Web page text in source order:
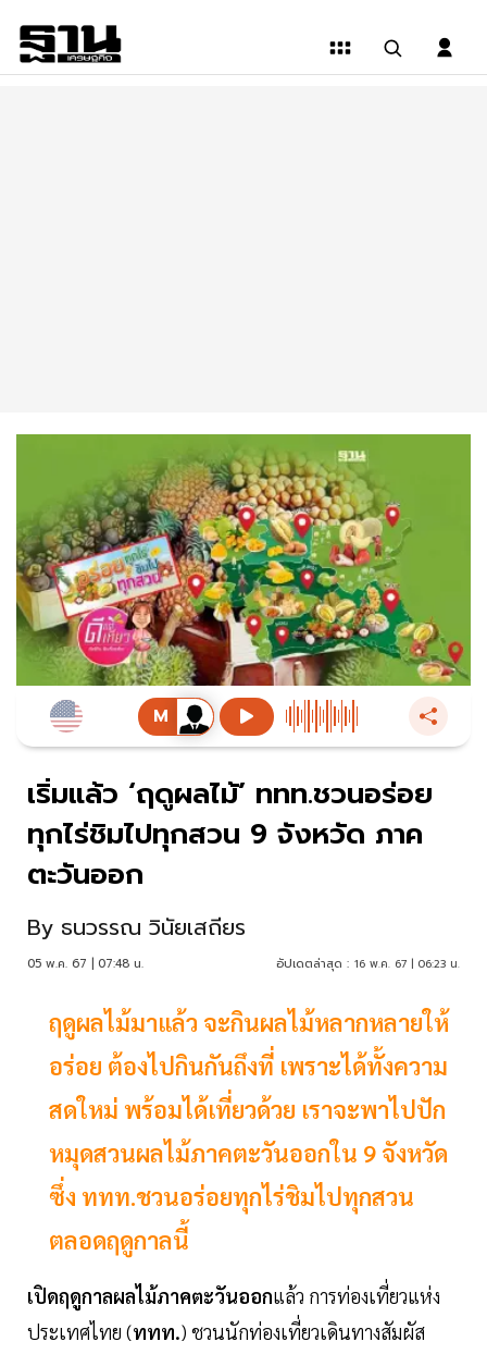
เริ่มแล้ว ‘ฤดูผลไม้’ ททท.ชวนอร่อย
ทุกไร่ชิมไปทุกสวน 9 จังหวัด ภาค
ตะวันออก
By ธนวรรณ วินัยเสถียร
05 พ.ค. 67 | 07:48 น. อัปเดตล่าสุด : 16 พ.ค. 67 | 06:23 น.
ฤดูผลไม้มาแล้ว จะกินผลไม้หลากหลายให้
อร่อย ต้องไปกินกันถึงที่ เพราะได้ทั้งความ
สดใหม่ พร้อมได้เที่ยวด้วย เราจะพาไปปัก
หมุดสวนผลไม้ภาคตะวันออกใน 9 จังหวัด
ซึ่ง ททท.ชวนอร่อยทุกไร่ชิมไปทุกสวน
ตลอดฤดูกาลนี้
เปิดฤดูกาลผลไม้ภาคตะวันออกแล้ว การท่องเที่ยวแห่ง
ประเทศไทย (ททท.) ชวนนักท่องเที่ยวเดินทางสัมผัส